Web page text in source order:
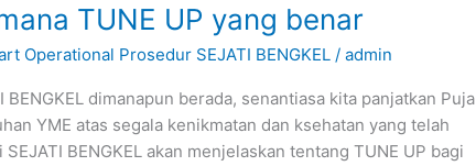
TUNE UP yang benar
Operational Prosedur SEJATI BENGKEL /admin
BENGKEL dimanapun berada, senantiasa kita panjatkan Puja
YME atas segala kenikmatan dan ksehatan yang telah
BENGKEL akan menjelaskan tentang TUNE UP bagi